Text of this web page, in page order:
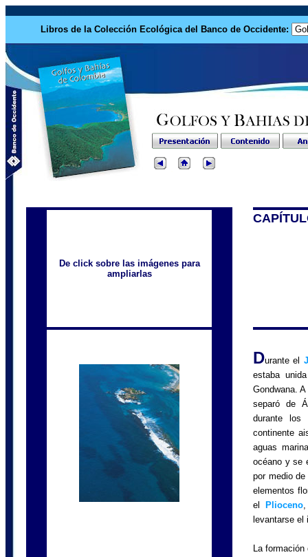
Libros de la Colección Ecológica del Banco de Occidente:
De click sobre las imágenes para
ampliarlas
Durante el
estaba
Gondwana.
separó de
durante los
continente
aguas
océano y se
por medio
elementos
el
Plioceno
levantarse
La